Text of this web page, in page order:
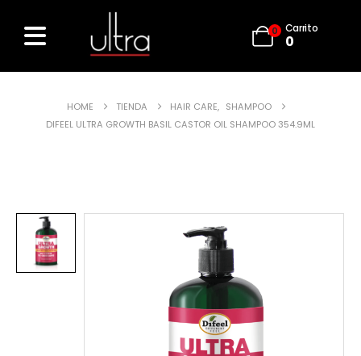
0 Carrito
0
HOME TIENDA HAIR CARE, SHAMPOO
DIFEEL ULTRA GROWTH BASIL CASTOR OIL SHAMPOO 354.9ML